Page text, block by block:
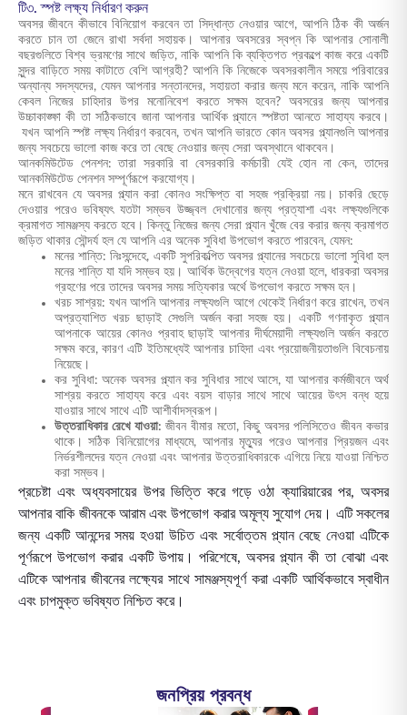
টি৩. স্পষ্ট লক্ষ্য নির্ধারণ করুন
অবসর জীবনে কীভাবে বিনিয়োগ করবেন তা সিদ্ধান্ত নেওয়ার আগে, আপনি ঠিক কী অর্জন
করতে চান তা জেনে রাখা সর্বদা সহায়ক। আপনার অবসরের স্বপ্ন কি আপনার সোনালী
বছরগুলিতে বিশ্ব ভ্রমণের সাথে জড়িত, নাকি আপনি কি ব্যক্তিগত প্রকল্পে কাজ করে একটি
সুন্দর বাড়িতে সময় কাটাতে বেশি আগ্রহী? আপনি কি নিজেকে অবসরকালীন সময়ে পরিবারের
অন্যান্য সদস্যদের, যেমন আপনার সন্তানদের, সহায়তা করার জন্য মনে করেন, নাকি আপনি
কেবল নিজের চাহিদার উপর মনোনিবেশ করতে সক্ষম হবেন? অবসরের জন্য আপনার
উচ্চাকাঙ্ক্ষা কী তা সঠিকভাবে জানা আপনার আর্থিক প্ল্যানে স্পষ্টতা আনতে সাহায্য করবে।
যখন আপনি স্পষ্ট লক্ষ্য নির্ধারণ করবেন, তখন আপনি ভারতে কোন অবসর প্ল্যানগুলি আপনার
জন্য সবচেয়ে ভালো কাজ করে তা বেছে নেওয়ার জন্য সেরা অবস্থানে থাকবেন।
আনকমিউটেড পেনশন: তারা সরকারি বা বেসরকারি কর্মচারী যেই হোন না কেন, তাদের
আনকমিউটেড পেনশন সম্পূর্ণরূপে করযোগ্য।
মনে রাখবেন যে অবসর প্ল্যান করা কোনও সংক্ষিপ্ত বা সহজ প্রক্রিয়া নয়। চাকরি ছেড়ে
দেওয়ার পরেও ভবিষ্যৎ যতটা সম্ভব উজ্জ্বল দেখানোর জন্য প্রত্যাশা এবং লক্ষ্যগুলিকে
ক্রমাগত সামঞ্জস্য করতে হবে। কিন্তু নিজের জন্য সেরা প্ল্যান খুঁজে বের করার জন্য ক্রমাগত
জড়িত থাকার সৌন্দর্য হল যে আপনি এর অনেক সুবিধা উপভোগ করতে পারবেন, যেমন:
মনের শান্তি: নিঃসন্দেহে, একটি সুপরিকল্পিত অবসর প্ল্যানের সবচেয়ে ভালো সুবিধা হল
মনের শান্তি যা যদি সম্ভব হয়। আর্থিক উদ্বেগের যত্ন নেওয়া হলে, ধারকরা অবসর
গ্রহণের পরে তাদের অবসর সময় সত্যিকার অর্থে উপভোগ করতে সক্ষম হন।
খরচ সাশ্রয়: যখন আপনি আপনার লক্ষ্যগুলি আগে থেকেই নির্ধারণ করে রাখেন, তখন
অপ্রত্যাশিত খরচ ছাড়াই সেগুলি অর্জন করা সহজ হয়। একটি গণনাকৃত প্ল্যান
আপনাকে আয়ের কোনও প্রবাহ ছাড়াই আপনার দীর্ঘমেয়াদী লক্ষ্যগুলি অর্জন করতে
সক্ষম করে, কারণ এটি ইতিমধ্যেই আপনার চাহিদা এবং প্রয়োজনীয়তাগুলি বিবেচনায়
নিয়েছে।
কর সুবিধা: অনেক অবসর প্ল্যান কর সুবিধার সাথে আসে, যা আপনার কর্মজীবনে অর্থ
সাশ্রয় করতে সাহায্য করে এবং বয়স বাড়ার সাথে সাথে আয়ের উৎস বন্ধ হয়ে
যাওয়ার সাথে সাথে এটি আশীর্বাদস্বরূপ।
উত্তরাধিকার রেখে যাওয়া: জীবন বীমার মতো, কিছু অবসর পলিসিতেও জীবন কভার
থাকে। সঠিক বিনিয়োগের মাধ্যমে, আপনার মৃত্যুর পরেও আপনার প্রিয়জন এবং
নির্ভরশীলদের যত্ন নেওয়া এবং আপনার উত্তরাধিকারকে এগিয়ে নিয়ে যাওয়া নিশ্চিত
করা সম্ভব।
প্রচেষ্টা এবং অধ্যবসায়ের উপর ভিত্তি করে গড়ে ওঠা ক্যারিয়ারের পর, অবসর
আপনার বাকি জীবনকে আরাম এবং উপভোগ করার অমূল্য সুযোগ দেয়। এটি সকলের
জন্য একটি আনন্দের সময় হওয়া উচিত এবং সর্বোত্তম প্ল্যান বেছে নেওয়া এটিকে
পূর্ণরূপে উপভোগ করার একটি উপায়। পরিশেষে, অবসর প্ল্যান কী তা বোঝা এবং
এটিকে আপনার জীবনের লক্ষ্যের সাথে সামঞ্জস্যপূর্ণ করা একটি আর্থিকভাবে স্বাধীন
এবং চাপমুক্ত ভবিষ্যত নিশ্চিত করে।
জনপ্রিয় প্রবন্ধ